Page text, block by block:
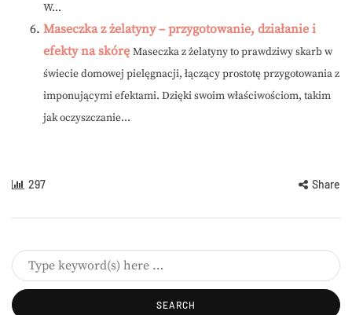
W...
Maseczka z żelatyny – przygotowanie, działanie i
efekty na skórę Maseczka z żelatyny to prawdziwy skarb w
świecie domowej pielęgnacji, łączący prostotę przygotowania z
imponującymi efektami. Dzięki swoim właściwościom, takim
jak oczyszczanie...
297 Share